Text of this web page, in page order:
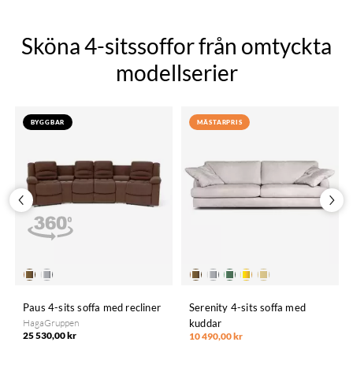
Sköna 4-sitssoffor från omtyckta
modellserier
BYGGBAR
Paus 4-sits soffa med recliner
HagaGruppen
25 530,00 kr
MÄSTARPRIS
Serenity 4-sits soffa med
kuddar
10 490,00 kr